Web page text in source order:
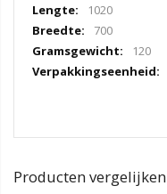
1020
700
120
Producten vergelijken